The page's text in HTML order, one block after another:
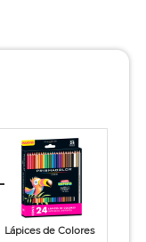
Lápices de Colores